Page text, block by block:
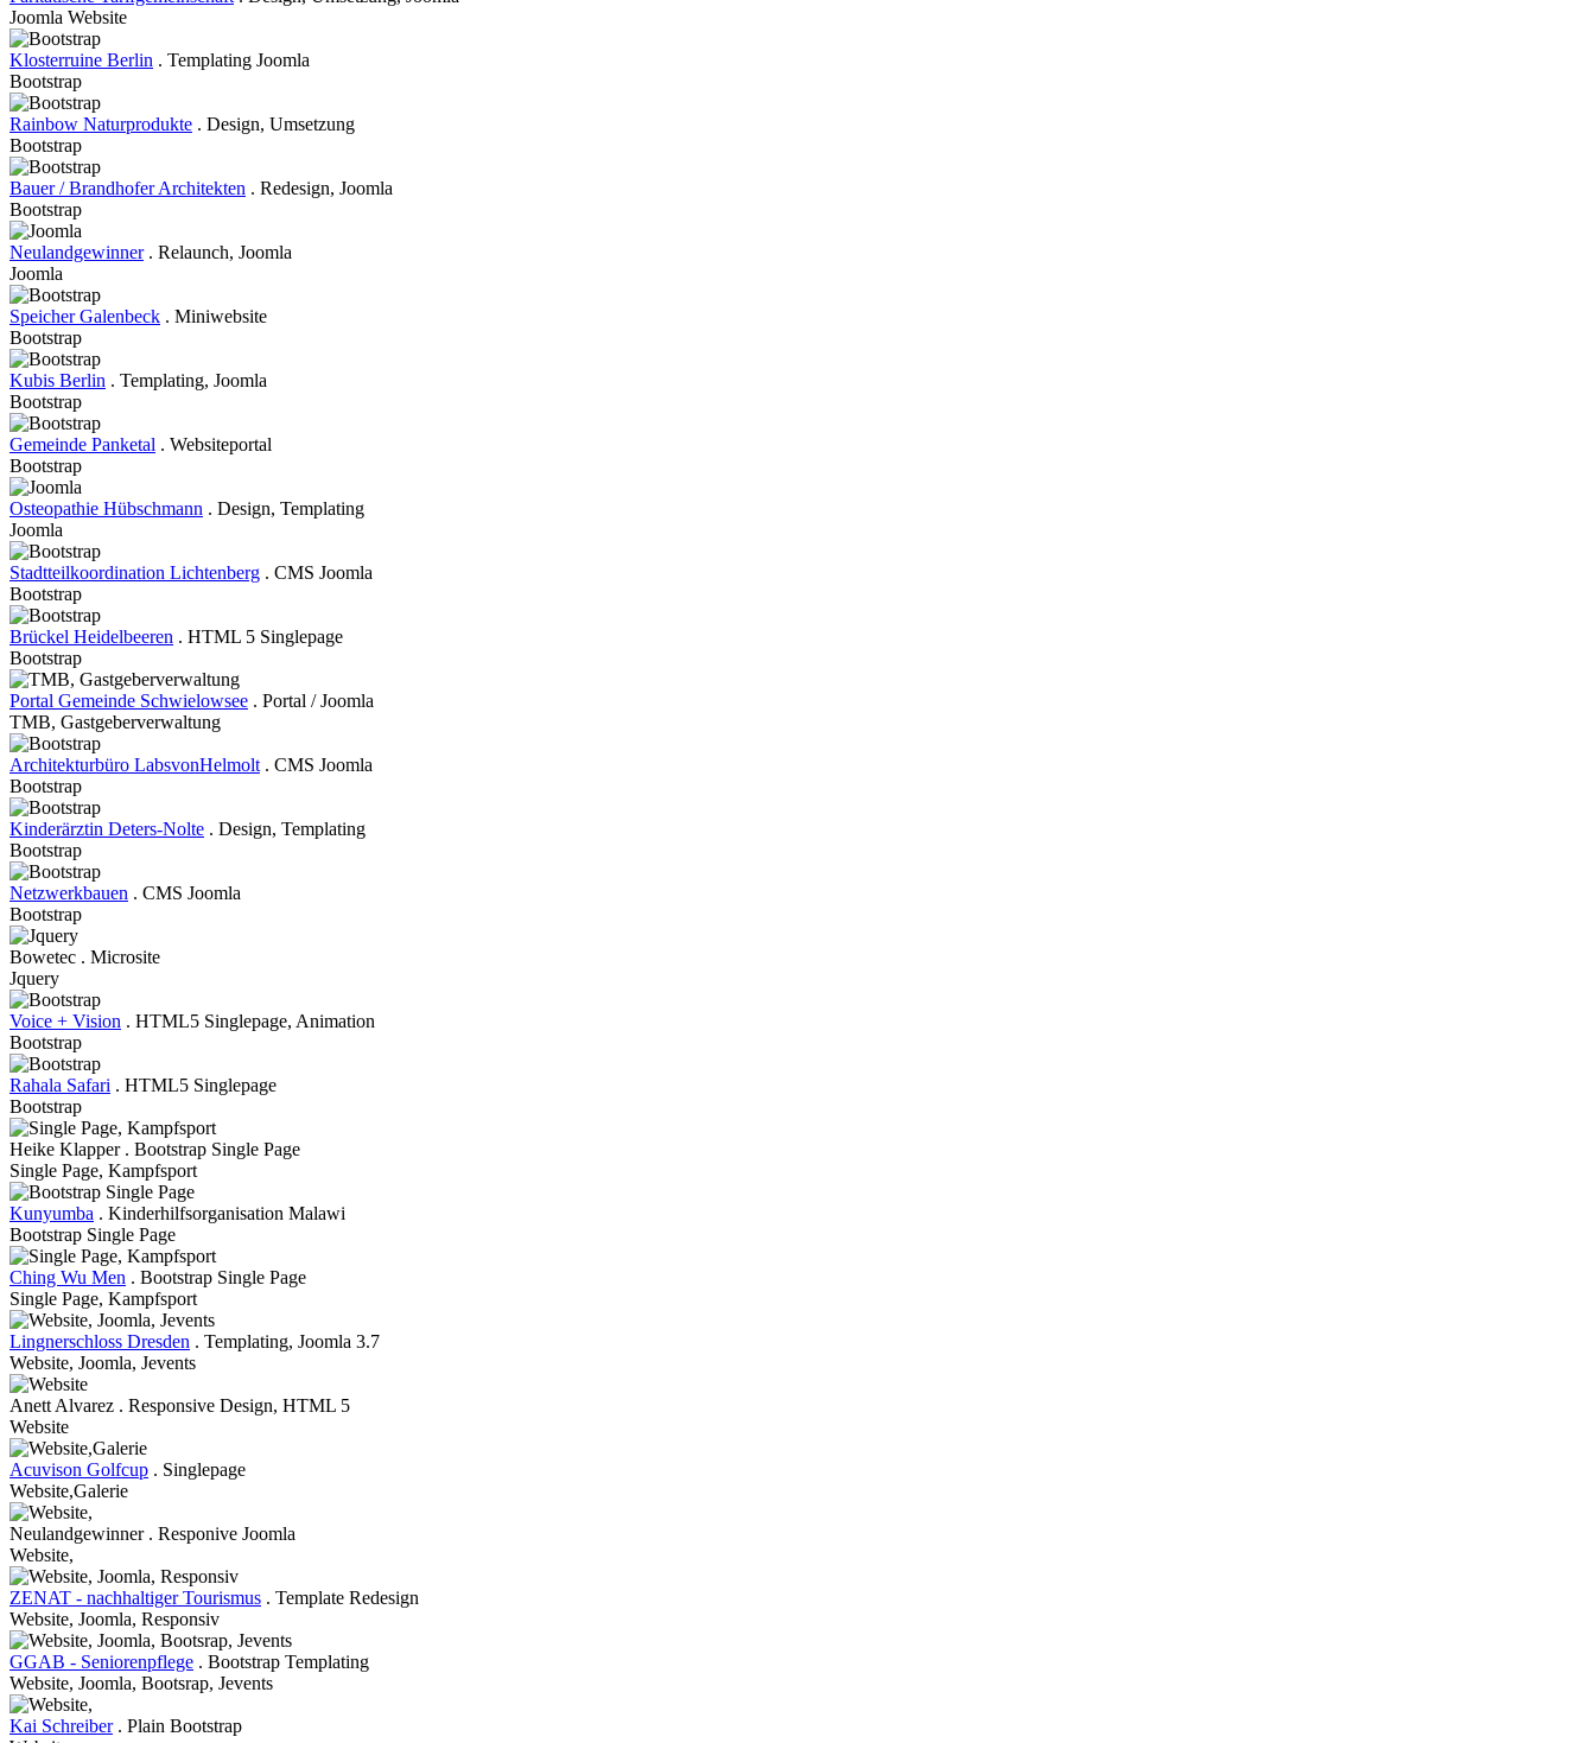
Joomla Website
Klosterruine Berlin . Templating Joomla
Bootstrap
Rainbow Naturprodukte . Design, Umsetzung
Bootstrap
Bauer / Brandhofer Architekten . Redesign, Joomla
Bootstrap
Neulandgewinner. Relaunch, Joomla
Joomla
Speicher Galenbeck . Miniwebsite
Bootstrap
Kubis Berlin . Templating, Joomla
Bootstrap
Gemeinde Panketal . Websiteportal
Bootstrap
Osteopathie Hübschmann . Design, Templating
Joomla
Stadtteilkoordination Lichtenberg . CMS Joomla
Bootstrap
Brückel Heidelbeeren . HTML 5 Singlepage
Bootstrap
Portal Gemeinde Schwielowsee . Portal / Joomla
TMB, Gastgeberverwaltung
Architekturbüro LabsvonHelmolt. CMS Joomla
Bootstrap
Kinderärztin Deters-Nolte . Design, Templating
Bootstrap
Netzwerkbauen . CMS Joomla
Bootstrap
Bowetec . Microsite
Jquery
Voice + Vision . HTML5 Singlepage, Animation
Bootstrap
Rahala Safari . HTML5 Singlepage
Bootstrap
Heike Klapper . Bootstrap Single Page
Single Page, Kampfsport
Kunyumba . Kinderhilfsorganisation Malawi
Bootstrap Single Page
Ching Wu Men . Bootstrap Single Page
Single Page, Kampfsport
Lingnerschloss Dresden . Templating, Joomla 3.7
Website, Joomla, Jevents
Anett Alvarez . Responsive Design, HTML 5
Website
Acuvison Golfcup . Singlepage
Website,Galerie
Neulandgewinner . Responive Joomla
Website,
ZENAT - nachhaltiger Tourismus . Template Redesign
Website, Joomla, Responsiv
GGAB - Seniorenpflege . Bootstrap Templating
Website, Joomla, Bootsrap, Jevents
Kai Schreiber. Plain Bootstrap